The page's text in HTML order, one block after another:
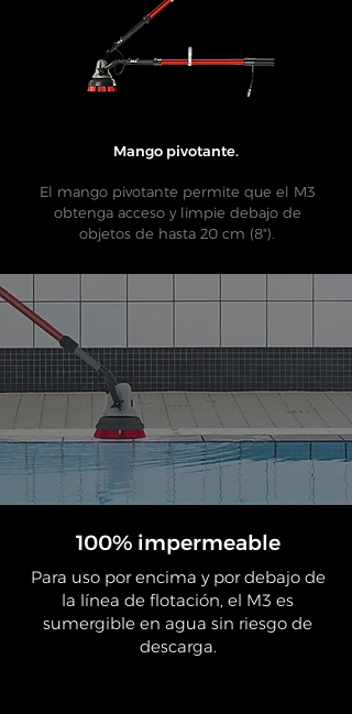
Mango pivotante.​
El mango pivotante permite que el M3
obtenga acceso y limpie debajo de
objetos de hasta 20 cm (8").
100% impermeable
Para uso por encima y por debajo de
la línea de flotación, el M3 es
sumergible en agua sin riesgo de
descarga.